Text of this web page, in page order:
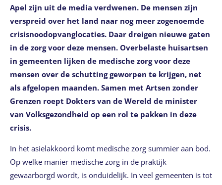
Apel zijn uit de media verdwenen. De mensen zijn
verspreid over het land naar nog meer zogenoemde
crisisnoodopvanglocaties. Daar dreigen nieuwe gaten
in de zorg voor deze mensen. Overbelaste huisartsen
in gemeenten lijken de medische zorg voor deze
mensen over de schutting geworpen te krijgen, net
als afgelopen maanden. Samen met Artsen zonder
Grenzen roept Dokters van de Wereld de minister
van Volksgezondheid op een rol te pakken in deze
crisis.
In het asielakkoord komt medische zorg summier aan bod.
Op welke manier medische zorg in de praktijk
gewaarborgd wordt, is onduidelijk. In veel gemeenten is tot